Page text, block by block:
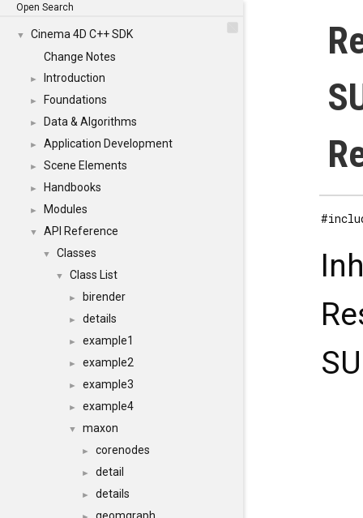
Open Search
▼
Cinema 4D C++ SDK
Change Notes
► Introduction
► Foundations
► Data & Algorithms
► Application Development
► Scene Elements
► Handbooks
► Modules
▼ API Reference
▼ Classes
▼ Class List
► birender
► details
► example1
► example2
► example3
► example4
▼ maxon
► corenodes
► detail
► details